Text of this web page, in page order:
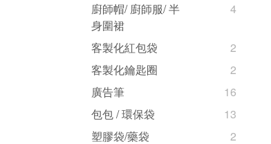
廚師帽/ 廚師服/ 半
身圍裙
4
客製化紅包袋
2
客製化鑰匙圈
2
廣告筆
16
包包 / 環保袋
13
塑膠袋/藥袋
2